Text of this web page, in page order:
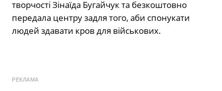
творчості Зінаїда Бугайчук та безкоштовно
передала центру задля того, аби спонукати
людей здавати кров для військових.
РЕКЛАМА